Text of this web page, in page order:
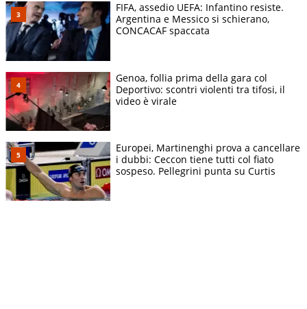
FIFA, assedio UEFA: Infantino resiste.
Argentina e Messico si schierano,
CONCACAF spaccata
Genoa, follia prima della gara col
Deportivo: scontri violenti tra tifosi, il
video è virale
Europei, Martinenghi prova a cancellare
i dubbi: Ceccon tiene tutti col fiato
sospeso. Pellegrini punta su Curtis